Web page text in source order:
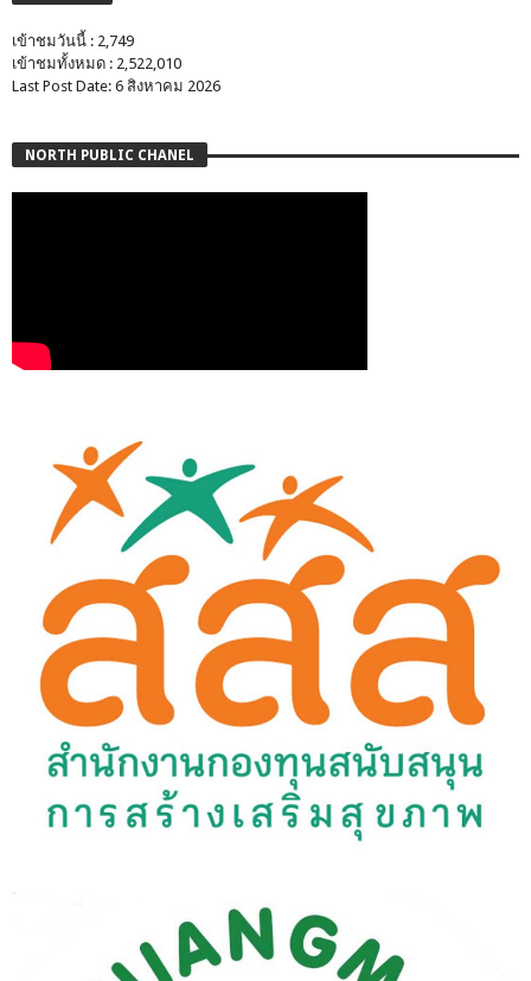
เข้าชมวันนี้ : 2,749
เข้าชมทั้งหมด : 2,522,010
Last Post Date: 6 สิงหาคม 2026
NORTH PUBLIC CHANEL